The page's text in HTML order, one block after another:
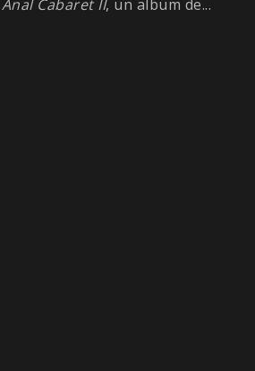
Anal Cabaret II, un album de...